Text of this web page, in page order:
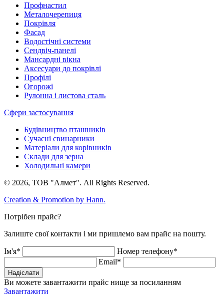
Профнастил
Металочерепиця
Покрівля
Фасад
Водостічні системи
Сендвіч-панелі
Мансардні вікна
Аксесуари до покрівлі
Профілі
Огорожі
Рулонна і листова сталь
Сфери застосування
Будівництво пташників
Сучасні свинарники
Матеріали для корівників
Склади для зерна
Холодильні камери
© 2026, ТОВ "Алмет". All Rights Reserved.
Creation & Promotion by Hann.
Потрібен прайс?
Залиште свої контакти і ми пришлемо вам прайс на пошту.
Ім'я*
Номер телефону*
Email*
Надіслати
Ви можете завантажити прайс нище за посиланням
Завантажити